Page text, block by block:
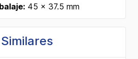
45 x 37.5 mm